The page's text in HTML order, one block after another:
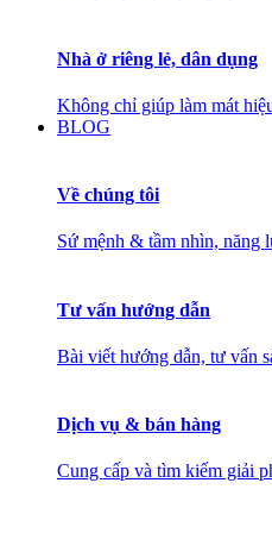
Nhà ở riêng lẻ, dân dụng
Không chỉ giúp làm mát
BLOG
Về chúng tôi
Sứ mệnh & tầm nhìn, năng
Tư vấn hướng dẫn
Bài viết hướng dẫn, tư vấn
Dịch vụ & bán hàng
Cung cấp và tìm kiếm giải